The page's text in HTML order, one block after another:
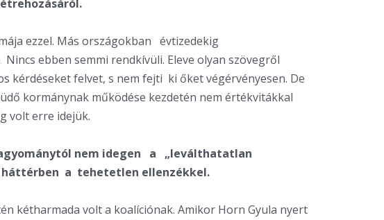
ezzel. Más országokban évtizedekig
ebben semmi rendkívüli. Eleve olyan szövegről
kérdéseket felvet, s nem fejti ki őket végérvényesen. De
kormánynak működése kezdetén nem értékvitákkal
volt erre idejük.
nem idegen a „leválthatatlan
háttérben a tehetetlen ellenzékkel.
kétharmada volt a koalíciónak. Amikor Horn Gyula nyert